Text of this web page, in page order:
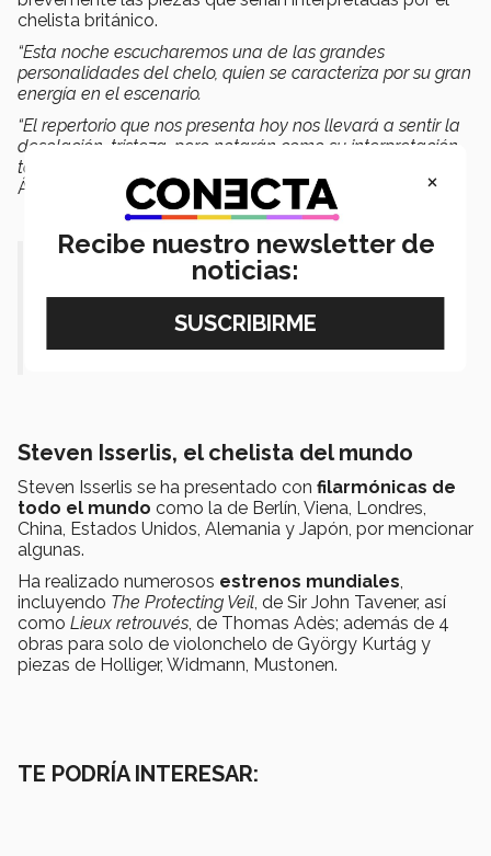
chelista británico.
“Esta noche escucharemos una de las grandes
personalidades del chelo, quien se caracteriza por su gran
energía en el escenario.
“El repertorio que nos presenta hoy nos llevará a sentir la
desolación, tristeza, pero notarán como su interpretación
también nos
Álvarez.
“Tener a Steven Isserlis por primera
vez en México es un honor para
todos nosotros”.- Ricardo Marcos.
Steven Isserlis, el chelista del mundo
Steven Isserlis se ha presentado con filarmónicas de
todo el mundo como la de Berlín, Viena, Londres,
China, Estados Unidos, Alemania y Japón, por mencionar
algunas.
Ha realizado numerosos estrenos mundiales,
incluyendo The Protecting Veil, de Sir John Tavener, así
como Lieux retrouvés, de Thomas Adès; además de 4
obras para solo de violonchelo de György Kurtág y
piezas de Holliger, Widmann, Mustonen.
TE PODRÍA INTERESAR:
×
Recibe nuestro newsletter de
noticias: